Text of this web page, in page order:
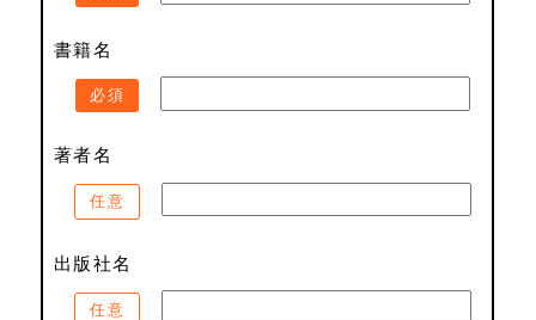
書籍名
必須
著者名
任意
出版社名
任意